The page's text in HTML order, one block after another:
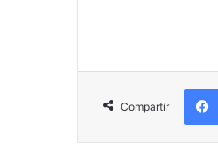
Compartir